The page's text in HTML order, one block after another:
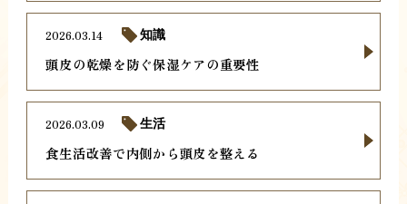
頭皮の乾燥を防ぐ保湿ケアの重要性
2026.03.14 知識
食生活改善で内側から頭皮を整える
2026.03.09 生活